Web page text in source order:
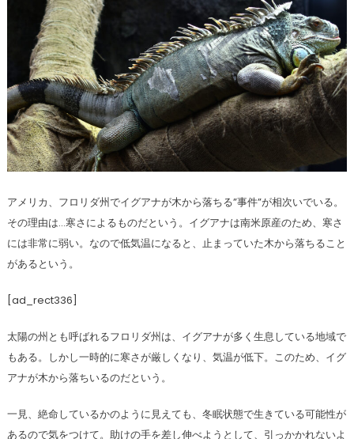
アメリカ、フロリダ州でイグアナが木から落ちる”事件”が相次いでいる。
その理由は…寒さによるものだという。イグアナは南米原産のため、寒さ
には非常に弱い。なので低気温になると、止まっていた木から落ちること
があるという。
[ad_rect336]
太陽の州とも呼ばれるフロリダ州は、イグアナが多く生息している地域で
もある。しかし一時的に寒さが厳しくなり、気温が低下。このため、イグ
アナが木から落ちいるのだという。
一見、絶命しているかのように見えても、冬眠状態で生きている可能性が
あるので気をつけて。助けの手を差し伸べようとして、引っかかれないよ